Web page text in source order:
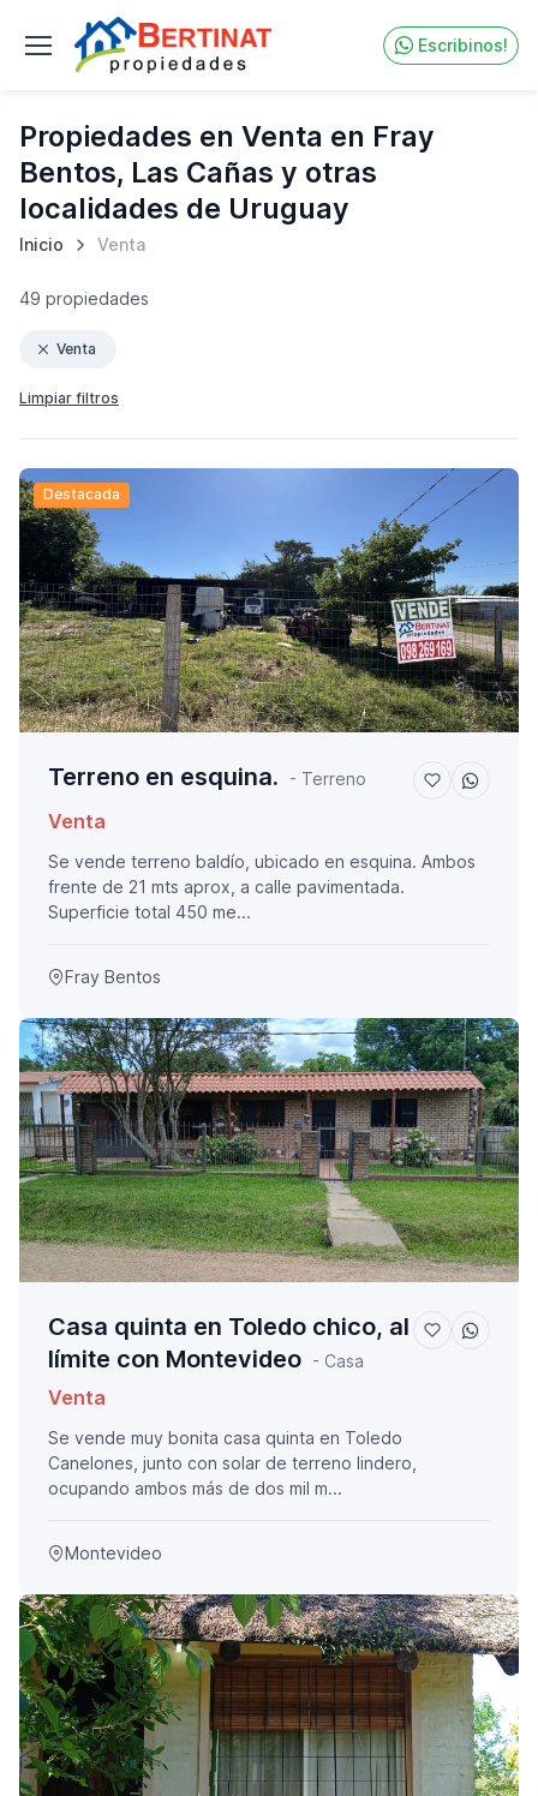
Escribinos!
Propiedades en Venta en Fray
Bentos, Las Cañas y otras
localidades de Uruguay
Inicio Venta
49 propiedades
Venta
Limpiar filtros
Destacada
Terreno en esquina. - Terreno
Venta
Se vende terreno baldío, ubicado en esquina. Ambos
frente de 21 mts aprox, a calle pavimentada.
Superficie total 450 me...
Fray Bentos
Casa quinta en Toledo chico, al
límite con Montevideo - Casa
Venta
Se vende muy bonita casa quinta en Toledo
Canelones, junto con solar de terreno lindero,
ocupando ambos más de dos mil m...
Montevideo